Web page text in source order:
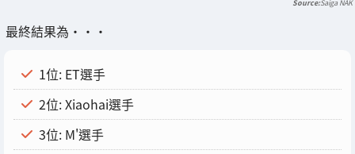
Saiga NAK
最終結果為・・・
1位: ET選手
2位: Xiaohai選手
3位: M'選手